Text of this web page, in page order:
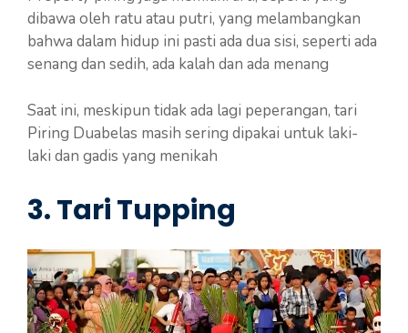
dibawa oleh ratu atau putri, yang melambangkan
bahwa dalam hidup ini pasti ada dua sisi, seperti ada
senang dan sedih, ada kalah dan ada menang
Saat ini, meskipun tidak ada lagi peperangan, tari
Piring Duabelas masih sering dipakai untuk laki-
laki dan gadis yang menikah
3.Tari Tupping